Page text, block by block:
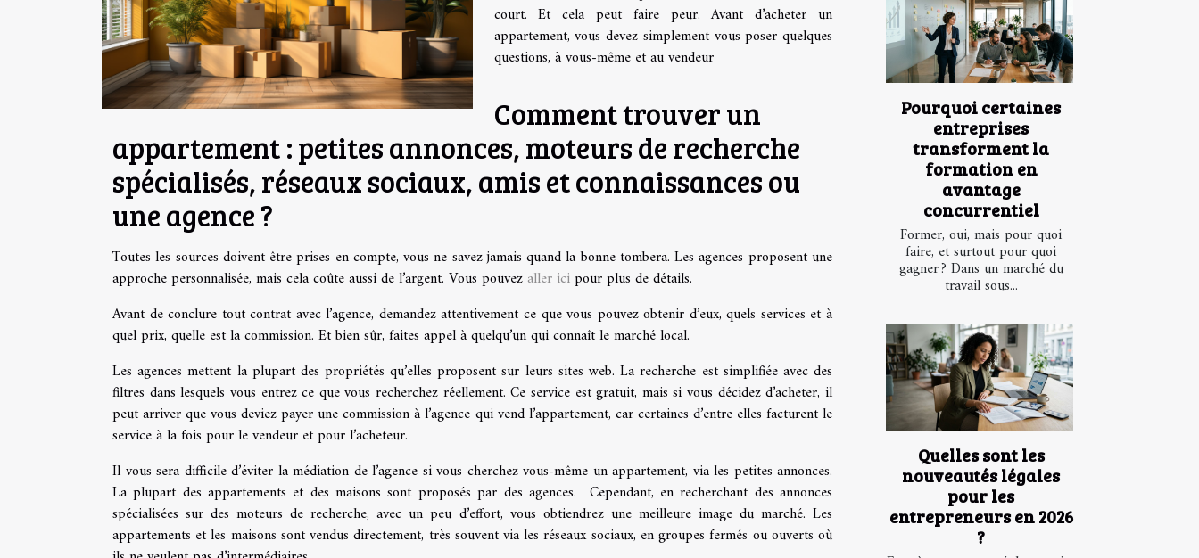
court. Et cela peut faire peur. Avant d’acheter un
appartement, vous devez simplement vous poser quelques
questions, à vous-même et au vendeur
Comment trouver un
appartement : petites annonces, moteurs de recherche
spécialisés, réseaux sociaux, amis et connaissances ou
une agence ?
Toutes les sources doivent être prises en compte, vous ne savez jamais quand la bonne tombera. Les agences proposent une
approche personnalisée, mais cela coûte aussi de l’argent. Vous pouvez aller icipour plus de détails.
Avant de conclure tout contrat avec l’agence, demandez attentivement ce que vous pouvez obtenir d’eux, quels services et à
quel prix, quelle est la commission. Et bien sûr, faites appel à quelqu’un qui connaît le marché local.
Les agences mettent la plupart des propriétés qu’elles proposent sur leurs sites web. La recherche est simplifiée avec des
filtres dans lesquels vous entrez ce que vous recherchez réellement. Ce service est gratuit, mais si vous décidez d’acheter, il
peut arriver que vous deviez payer une commission à l’agence qui vend l’appartement, car certaines d’entre elles facturent le
service à la fois pour le vendeur et pour l’acheteur.
Il vous sera difficile d’éviter la médiation de l’agence si vous cherchez vous-même un appartement, via les petites annonces.
La plupart des appartements et des maisons sont proposés par des agences. Cependant, en recherchant des annonces
spécialisées sur des moteurs de recherche, avec un peu d’effort, vous obtiendrez une meilleure image du marché. Les
appartements et les maisons sont vendus directement, très souvent via les réseaux sociaux, en groupes fermés ou ouverts où
Pourquoi certaines
entreprises
transforment la
formation en
avantage
concurrentiel
Former, oui, mais pour quoi
faire, et surtout pour quoi
gagner ? Dans un marché du
travail sous...
Quelles sont les
nouveautés légales
pour les
entrepreneurs en 2026
?